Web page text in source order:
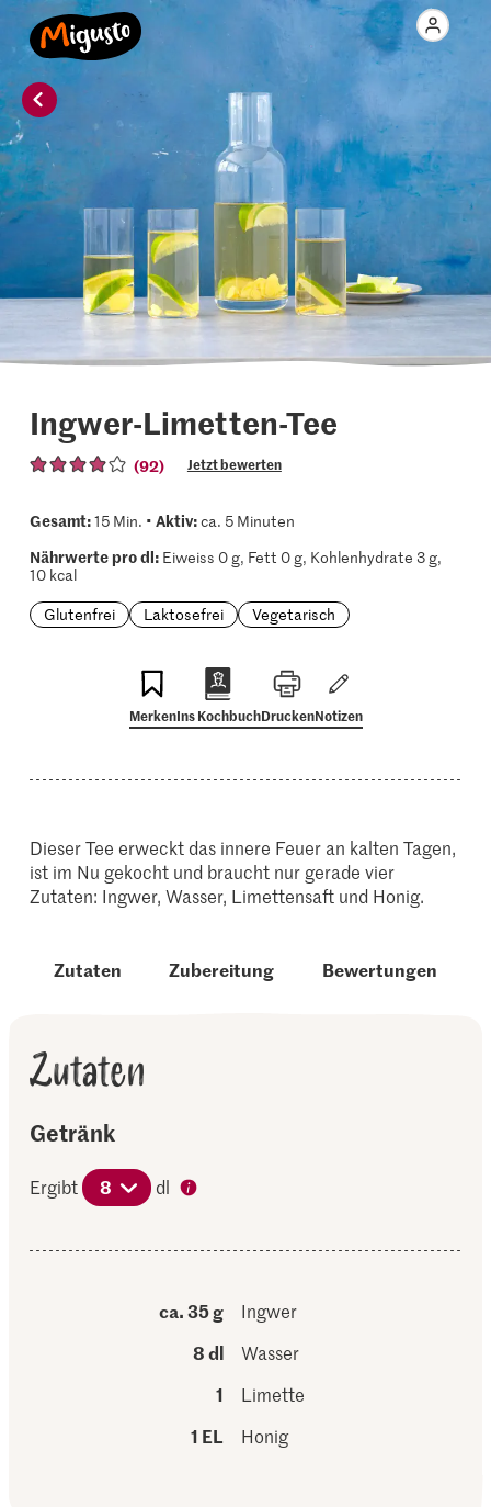
Ingwer-Limetten-Tee
(92) Jetzt bewerten
Gesamt:15 Min. • Aktiv:ca. 5 Minuten
Nährwerte pro dl:Eiweiss 0 g, Fett 0 g, Kohlenhydrate 3 g,
10 kcal
Glutenfrei
Laktosefrei Vegetarisch
MerkenIns KochbuchDruckenNotizen
Dieser Tee erweckt das innere Feuer an kalten Tagen,
ist im Nu gekocht und braucht nur gerade vier
Zutaten: Ingwer, Wasser, Limettensaft und Honig.
Zutaten Zubereitung Bewertungen
Zutaten
Getränk
Ergibt 8 dl
ca. 35 g
Ingwer
8 dl
Wasser
1
Limette
1 EL
Honig